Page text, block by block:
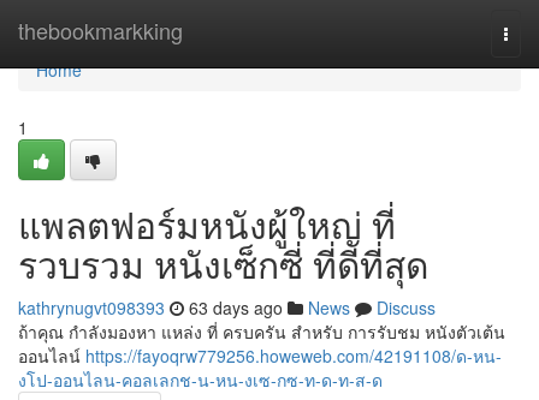
thebookmarkking
Home
Home
1
แพลตฟอร์มหนังผู้ใหญ่ ที่
รวบรวม หนังเซ็กซี่ ที่ดีที่สุด
kathrynugvt098393 63 days ago News
Discuss
ถ้าคุณ กำลังมองหา แหล่ง ที่ ครบครัน สำหรับ การรับชม หนังตัวเต้น
ออนไลน์ https://fayoqrw779256.howeweb.com/42191108/ด-หน-
งโป-ออนไลน-คอลเลกช-น-หน-งเซ-กซ-ท-ด-ท-ส-ด